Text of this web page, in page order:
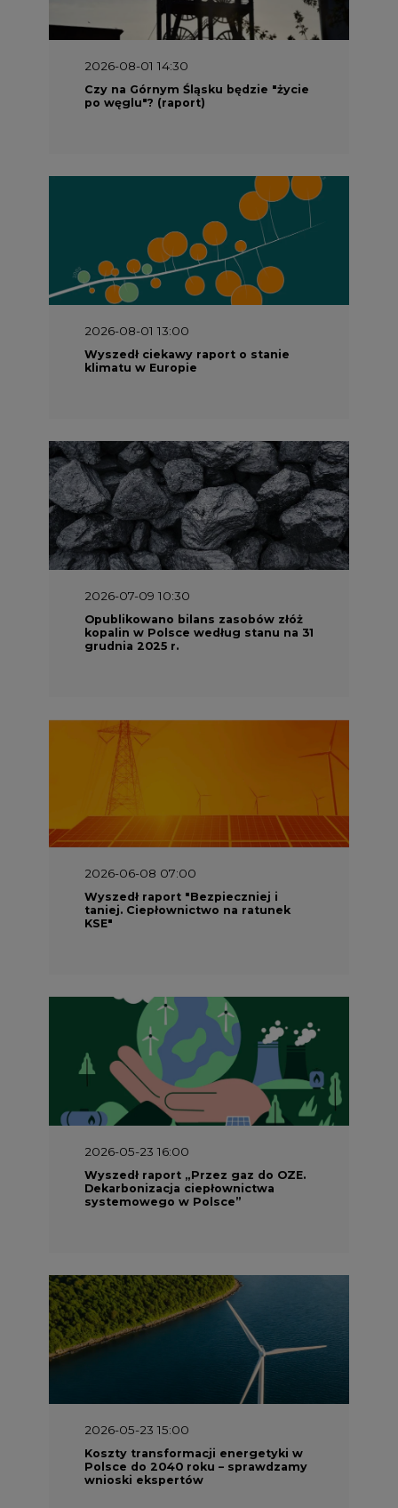
2026-08-01 14:30
Czy na Górnym Śląsku będzie "życie
po węglu"? (raport)
2026-08-01 13:00
Wyszedł ciekawy raport o stanie
klimatu w Europie
2026-07-09 10:30
Opublikowano bilans zasobów złóż
kopalin w Polsce według stanu na 31
grudnia 2025 r.
2026-06-08 07:00
Wyszedł raport "Bezpieczniej i
taniej. Ciepłownictwo na ratunek
KSE"
2026-05-23 16:00
Wyszedł raport „Przez gaz do OZE.
Dekarbonizacja ciepłownictwa
systemowego w Polsce”
2026-05-23 15:00
Koszty transformacji energetyki w
Polsce do 2040 roku – sprawdzamy
wnioski ekspertów